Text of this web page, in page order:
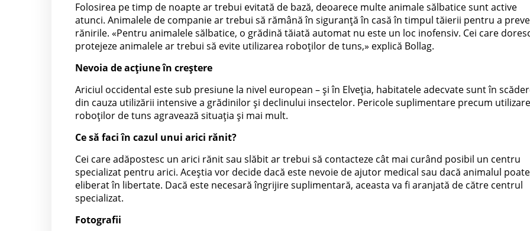
Folosirea pe timp de noapte ar trebui evitată de bază, deoarece multe animale sălbatice sunt active
atunci. Animalele de companie ar trebui să rămână în siguranță în casă în timpul tăierii pentru a
rănirile. «Pentru animalele sălbatice, o grădină tăiată automat nu este un loc inofensiv. Cei care
protejeze animalele ar trebui să evite utilizarea roboților de tuns,» explică Bollag.
Nevoia de acțiune în creștere
Ariciul occidental este sub presiune la nivel european – și în Elveția, habitatele adecvate sunt în
din cauza utilizării intensive a grădinilor și declinului insectelor. Pericole suplimentare precum
roboților de tuns agravează situația și mai mult.
Ce să faci în cazul unui arici rănit?
Cei care adăpostesc un arici rănit sau slăbit ar trebui să contacteze cât mai curând posibil un centru
specializat pentru arici. Aceștia vor decide dacă este nevoie de ajutor medical sau dacă animalul
eliberat în libertate. Dacă este necesară îngrijire suplimentară, aceasta va fi aranjată de către centrul
specializat.
Fotografii